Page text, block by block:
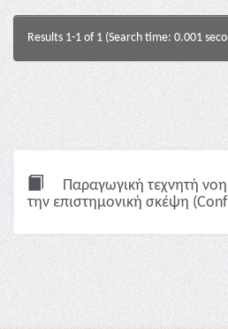
Results 1-1 of 1 (Search time: 0.001
Παραγωγική τεχνητή
την επιστημονική σκέψη